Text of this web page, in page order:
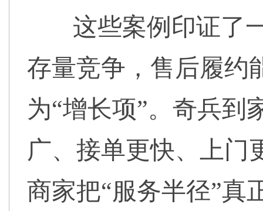
这些案例印证了
存量竞争，售后履约
为“增长项”。奇兵到
广、接单更快、上门
商家把“服务半径”真